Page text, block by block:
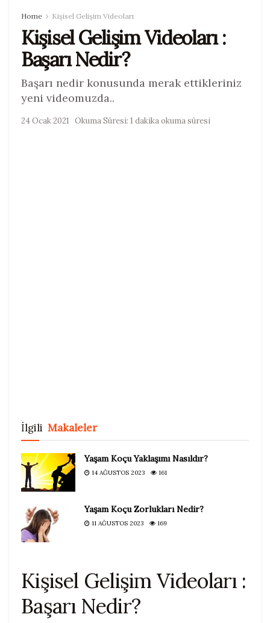
Home Kişisel Gelişim Videoları
Kişisel Gelişim Videoları :
Başarı Nedir?
Başarı nedir konusunda merak ettikleriniz
yeni videomuzda..
24 Ocak 2021 Okuma Süresi: 1 dakika okuma süresi
İlgili Makaleler
Yaşam Koçu Yaklaşımı Nasıldır?
14 AĞUSTOS 2023 161
Yaşam Koçu Zorlukları Nedir?
11 AĞUSTOS 2023 169
Kişisel Gelişim Videoları :
Başarı Nedir?